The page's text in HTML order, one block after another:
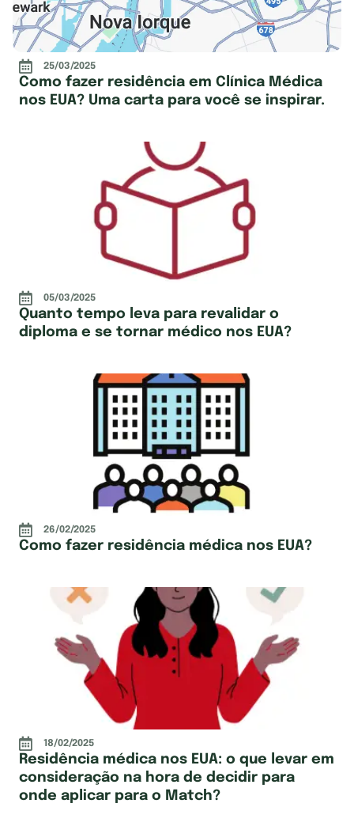
25/03/2025
Como fazer residência em Clínica Médica
nos EUA? Uma carta para você se inspirar.
05/03/2025
Quanto tempo leva para revalidar o
diploma e se tornar médico nos EUA?
26/02/2025
Como fazer residência médica nos EUA?
18/02/2025
Residência médica nos EUA: o que levar em
consideração na hora de decidir para
onde aplicar para o Match?